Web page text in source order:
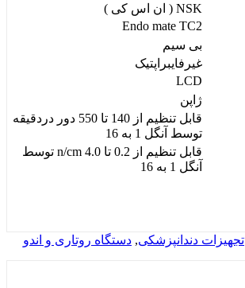
NSK ( ان اس کی )
Endo mate TC2
بی سیم
غیرفایبراپتیک
LCD
ژاپن
قابل تنظیم از 140 تا 550 دور دردقیقه
توسط آنگل 1 به 16
قابل تنظیم از 0.2 تا 4.0 n/cm توسط
آنگل 1 به 16
تجهیزات دندانپزشکی, دستگاه روتاری و اندو